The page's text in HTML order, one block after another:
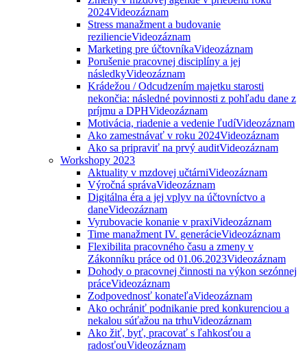
2024Videozáznam
Stress manažment a budovanie
reziliencieVideozáznam
Marketing pre účtovníkaVideozáznam
Porušenie pracovnej disciplíny a jej
následkyVideozáznam
Krádežou / Odcudzením majetku starosti
nekončia: následné povinnosti z pohľadu dane z
príjmu a DPHVideozáznam
Motivácia, riadenie a vedenie ľudíVideozáznam
Ako zamestnávať v roku 2024Videozáznam
Ako sa pripraviť na prvý auditVideozáznam
Workshopy 2023
Aktuality v mzdovej učtárniVideozáznam
Výročná správaVideozáznam
Digitálna éra a jej vplyv na účtovníctvo a
daneVideozáznam
Vyrubovacie konanie v praxiVideozáznam
Time manažment IV. generácieVideozáznam
Flexibilita pracovného času a zmeny v
Zákonníku práce od 01.06.2023Videozáznam
Dohody o pracovnej činnosti na výkon sezónnej
práceVideozáznam
Zodpovednosť konateľaVideozáznam
Ako ochrániť podnikanie pred konkurenciou a
nekalou súťažou na trhuVideozáznam
Ako žiť, byť, pracovať s ľahkosťou a
radosťouVideozáznam